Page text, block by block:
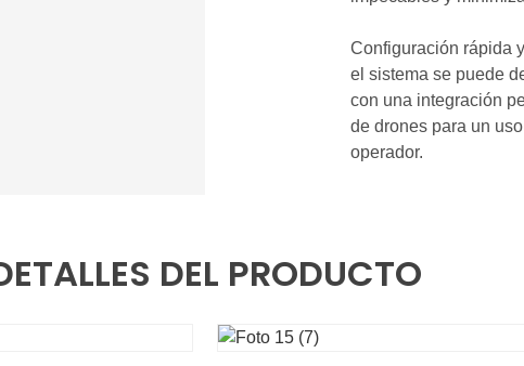
Configuración rápida
el sistema se puede
con una integración
de drones para un
operador.
DEL PRODUCTO